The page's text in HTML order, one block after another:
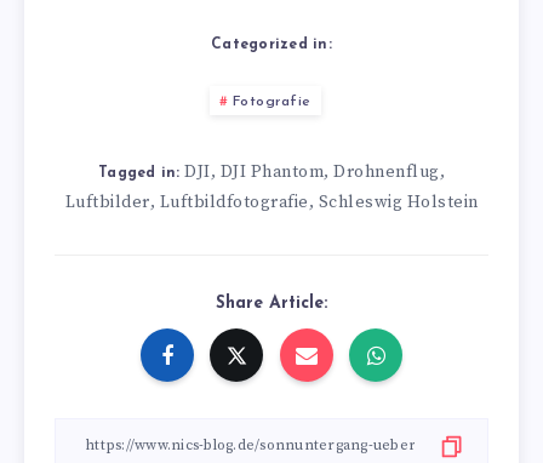
Categorized in:
Fotografie
Tagged in: DJI, DJI Phantom, Drohnenflug,
Luftbilder, Luftbildfotografie, Schleswig Holstein
Share Article: